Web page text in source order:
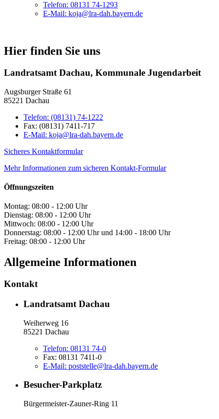
Telefon: 08131 74-1293
E-Mail: koja@lra-dah.bayern.de
Hier finden Sie uns
Landratsamt Dachau, Kommunale Jugendarbeit
Augsburger Straße 61
85221 Dachau
Telefon: (08131) 74-1222
Fax: (08131) 7411-717
E-Mail: koja@lra-dah.bayern.de
Sicheres Kontaktformular
Mehr Informationen zum sicheren Kontakt-Formular
Öffnungszeiten
Montag: 08:00 - 12:00 Uhr
Dienstag: 08:00 - 12:00 Uhr
Mittwoch: 08:00 - 12:00 Uhr
Donnerstag: 08:00 - 12:00 Uhr und 14:00 - 18:00 Uhr
Freitag: 08:00 - 12:00 Uhr
Allgemeine Informationen
Kontakt
Landratsamt Dachau
Weiherweg 16
85221 Dachau
Telefon: 08131 74-0
Fax: 08131 7411-0
E-Mail: poststelle@lra-dah.bayern.de
Besucher-Parkplatz
Bürgermeister-Zauner-Ring 11